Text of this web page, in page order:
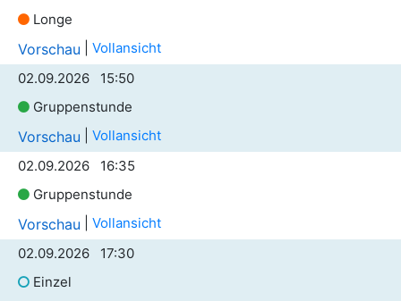
Longe
Vorschau
Vollansicht
02.09.2026 15:50
Gruppenstunde
Vorschau
Vollansicht
02.09.2026 16:35
Gruppenstunde
Vorschau
Vollansicht
02.09.2026 17:30
Einzel